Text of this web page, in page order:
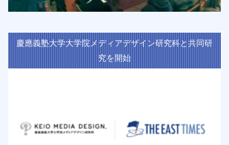
慶應義塾大学大学院メディアデザイン研究科と共同研
究を開始